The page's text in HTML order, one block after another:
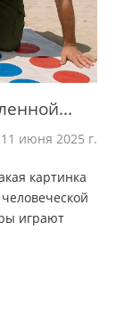
11 июня 2025 г.
картинка
играют